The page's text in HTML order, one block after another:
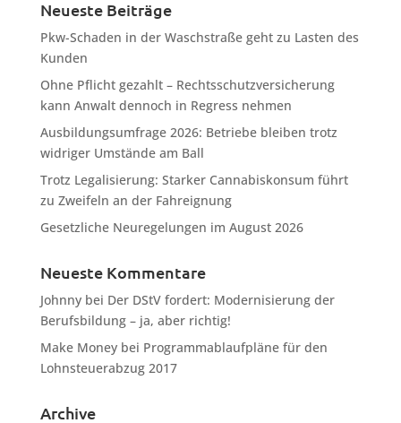
Neueste Beiträge
Pkw-Schaden in der Waschstraße geht zu Lasten des
Kunden
Ohne Pflicht gezahlt – Rechtsschutzversicherung
kann Anwalt dennoch in Regress nehmen
Ausbildungsumfrage 2026: Betriebe bleiben trotz
widriger Umstände am Ball
Trotz Legalisierung: Starker Cannabiskonsum führt
zu Zweifeln an der Fahreignung
Gesetzliche Neuregelungen im August 2026
Neueste Kommentare
Johnnybei Der DStV fordert: Modernisierung der
Berufsbildung – ja, aber richtig!
Make Moneybei Programmablaufpläne für den
Lohnsteuerabzug 2017
Archive